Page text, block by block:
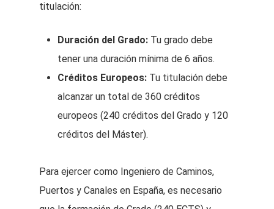
titulación:
Duración del Grado: Tu grado debe
tener una duración mínima de 6 años.
Créditos Europeos: Tu titulación debe
alcanzar un total de 360 créditos
europeos (240 créditos del Grado y 120
créditos del Máster).
Para ejercer como Ingeniero de Caminos,
Puertos y Canales en España, es necesario